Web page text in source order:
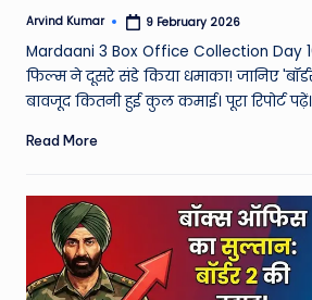
Posted
Arvind Kumar 9 February 2026
Mardaani 3 Box Office Collection Day
फिल्म ने दूसरे संडे किया धमाका! जानिए
बावजूद कितनी हुई कुल कमाई। पूरा रिपोर्ट पढ़ें।
Read More